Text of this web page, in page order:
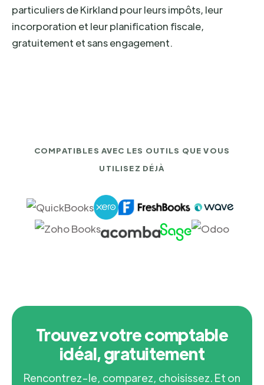
particuliers de Kirkland pour leurs impôts, leur
incorporation et leur planification fiscale,
gratuitement et sans engagement.
COMPATIBLES AVEC LES OUTILS QUE VOUS
UTILISEZ DÉJÀ
Trouvez votre comptable
idéal, gratuitement
Rencontrez-le, comparez, choisissez. Et on